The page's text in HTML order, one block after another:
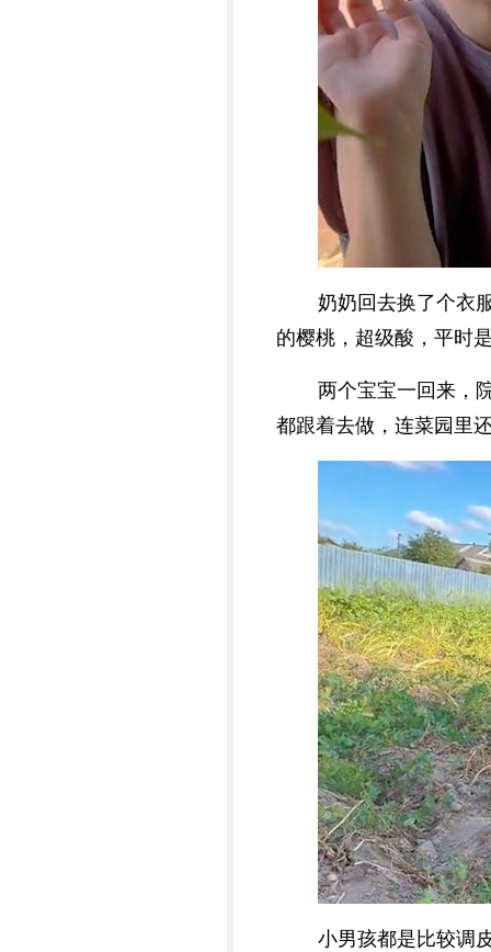
奶奶回去换了个衣
的樱桃，超级酸，平时
两个宝宝一回来，
都跟着去做，连菜园里
小男孩都是比较调